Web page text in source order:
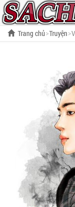
Trang chủ Truyện